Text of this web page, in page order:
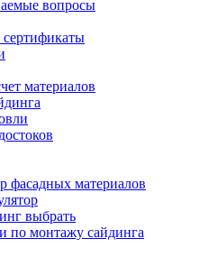
вопросы
материалов
фасадных материалов
выбрать
по монтажу сайдинга